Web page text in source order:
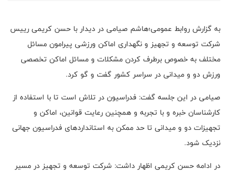
به گزارش روابط عمومی؛هاشم صیامی در دیدار با حسن کریمی رییس
شرکت توسعه و تجهیز و نگهداری اماکن ورزشی پیرامون مسائل
مختلف به خصوص برطرف کردن مشکلات و مسائل اماکن تخصصی
ورزش دو و میدانی در سراسر کشور گفت و گو کرد.
صیامی در این جلسه گفت: فدراسیون در تلاش است تا با استفاده از
کارشناسان خبره و با تجربه و همچنین رعایت قوانین، اماکن و
تجهیزات دو و میدانی تا حد ممکن به استانداردهای فدراسیون جهانی
نزدیک شود.
در ادامه حسن کریمی اظهار داشت: شرکت توسعه و تجهیز در مسیر